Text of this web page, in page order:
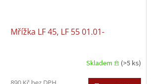
Mřížka LF 45, LF 55 01.01-
Skladem 𖠿 (>5 ks)